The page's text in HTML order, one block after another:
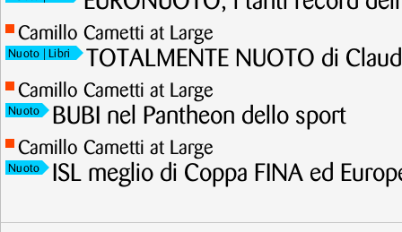
Camillo Cametti at Large
Nuoto | Libri TOTALMENTE NUOTO di
Camillo Cametti at Large
Nuoto BUBI nel Pantheon dello sport
Camillo Cametti at Large
Nuoto ISL meglio di Coppa FINA ed